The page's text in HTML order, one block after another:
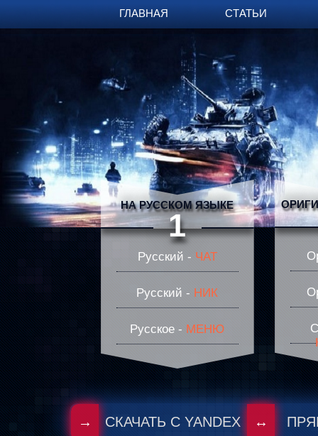
ГЛАВНАЯ СТАТЬИ
НА РУССКОМ ЯЗЫКЕ
1
Русский - ЧАТ
Русский - НИК
Русское - МЕНЮ
→ СКАЧАТЬ С YANDEX ↔